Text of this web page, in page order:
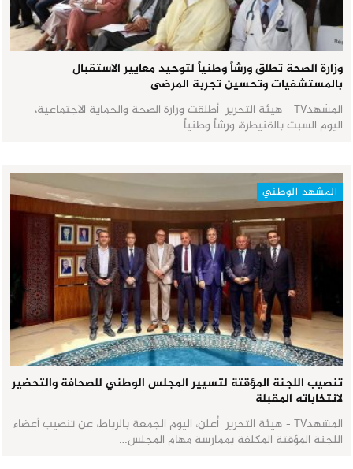
وزارة الصحة تطلق ورشاً وطنياً لتوحيد معايير الاستقبال
بالمستشفيات وتحسين تجربة المرضى
المشهدTV - هيئة التحرير أطلقت وزارة الصحة والحماية الاجتماعية،
اليوم السبت بالقنيطرة، ورشاً وطنياً…
المشهد الوطني
تنصيب اللجنة المؤقتة لتسيير المجلس الوطني للصحافة والتحضير
لانتخاباته المقبلة
المشهدTV - هيئة التحرير أُعلن، اليوم الجمعة بالرباط، عن تنصيب أعضاء
اللجنة المؤقتة المكلفة بممارسة مهام المجلس…